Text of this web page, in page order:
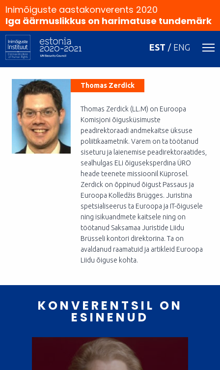
EST ENG
Inimõiguste aastakonverents 2020
Iga äärmuslikkus on harimatuse tundemärk
Thomas Zerdick
Thomas Zerdick (LL.M) on Euroopa
Komisjoni õigusküsimuste
peadirektoraadi andmekaitse üksuse
poliitikaametnik. Varem on ta töötanud
siseturu ja laienemise peadirektoraatides,
sealhulgas ELi õiguseksperdina ÜRO
heade teenete missioonil Küprosel.
Zerdick on õppinud õigust Passaus ja
Euroopa Kolledžis Brügges. Juristina
spetsialiseerus ta Euroopa ja IT-õigusele
ning isikuandmete kaitsele ning on
töötanud Saksamaa Juristide Liidu
Brüsseli kontori direktorina. Ta on
avaldanud raamatuid ja artikleid Euroopa
Liidu õiguse kohta.
KONVERENTSIL ON
ESINENUD